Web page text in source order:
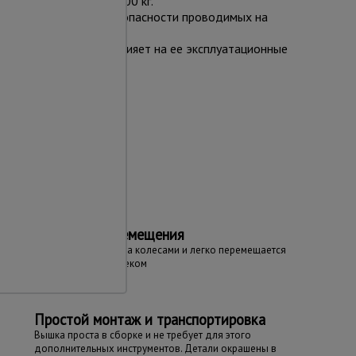
устойчивости и безопасности проводимых на
что никак не влияет на ее эксплуатационные
Простота перемещения
Вышка оборудована колесами и легко перемещается
даже одним человеком
Простой монтаж и транспортировка
Вышка проста в сборке и не требует для этого
дополнительных инструментов. Детали окрашены в